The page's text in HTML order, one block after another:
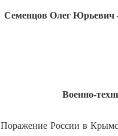
Семенцов Олег Юрьевич
Военно-
Поражение России в